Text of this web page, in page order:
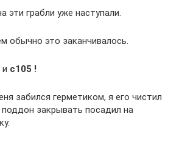
эти грабли уже наступали.
обычно это заканчивалось.
c105 !
забился герметиком, я его чистил
закрывать посадил на